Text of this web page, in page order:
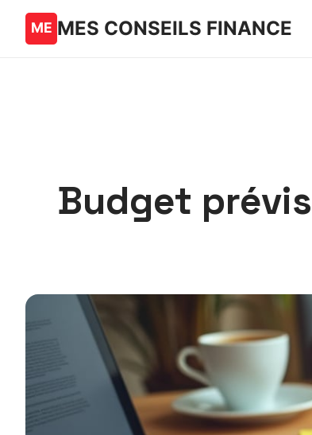
MES CONSEILS FINANCE
Budget